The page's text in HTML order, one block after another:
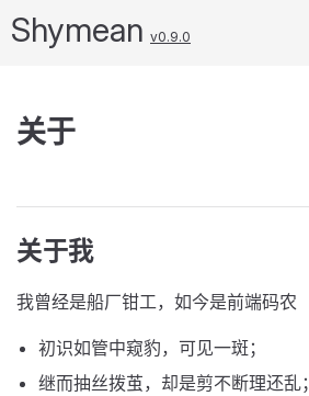
Shymean v0.9.0
关于
关于我
我曾经是船厂钳工，如今是前端码农
初识如管中窥豹，可见一斑；
继而抽丝拨茧，却是剪不断理还乱；